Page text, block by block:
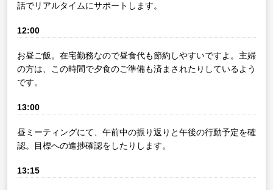
話でリアルタイムにサポートします。
12:00
お昼ご飯。在宅勤務なので昼食代も節約しやすいですよ。主婦
の方は、この時間で夕食のご準備も済まされたりしているよう
です。
13:00
昼ミーティングにて、午前中の振り返りと午後の行動予定を確
認。目標への進捗確認をしたりします。
13:15